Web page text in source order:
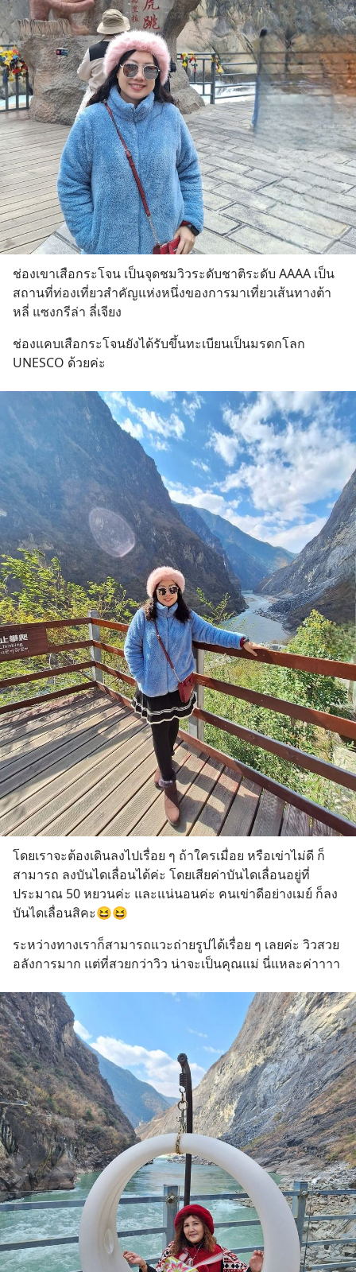
ช่องเขาเสือกระโจน เป็นจุดชมวิวระดับชาติระดับ AAAA เป็น
สถานที่ท่องเที่ยวสำคัญแห่งหนึ่งของการมาเที่ยวเส้นทางต้า
หลี่ แซงกรีล่า ลี่เจียง
ช่องแคบเสือกระโจนยังได้รับขึ้นทะเบียนเป็นมรดกโลก
UNESCO ด้วยค่ะ
โดยเราจะต้องเดินลงไปเรื่อย ๆ ถ้าใครเมื่อย หรือเข่าไม่ดี ก็
สามารถ ลงบันไดเลื่อนได้ค่ะ โดยเสียค่าบันไดเลื่อนอยู่ที่
ประมาณ 50 หยวนค่ะ และแน่นอนค่ะ คนเข่าดีอย่างเมย์ ก็ลง
บันไดเลื่อนสิคะ😆😆
ระหว่างทางเราก็สามารถแวะถ่ายรูปได้เรื่อย ๆ เลยค่ะ วิวสวย
อลังการมาก แต่ที่สวยกว่าวิว น่าจะเป็นคุณแม่ นี่แหละค่าาาา